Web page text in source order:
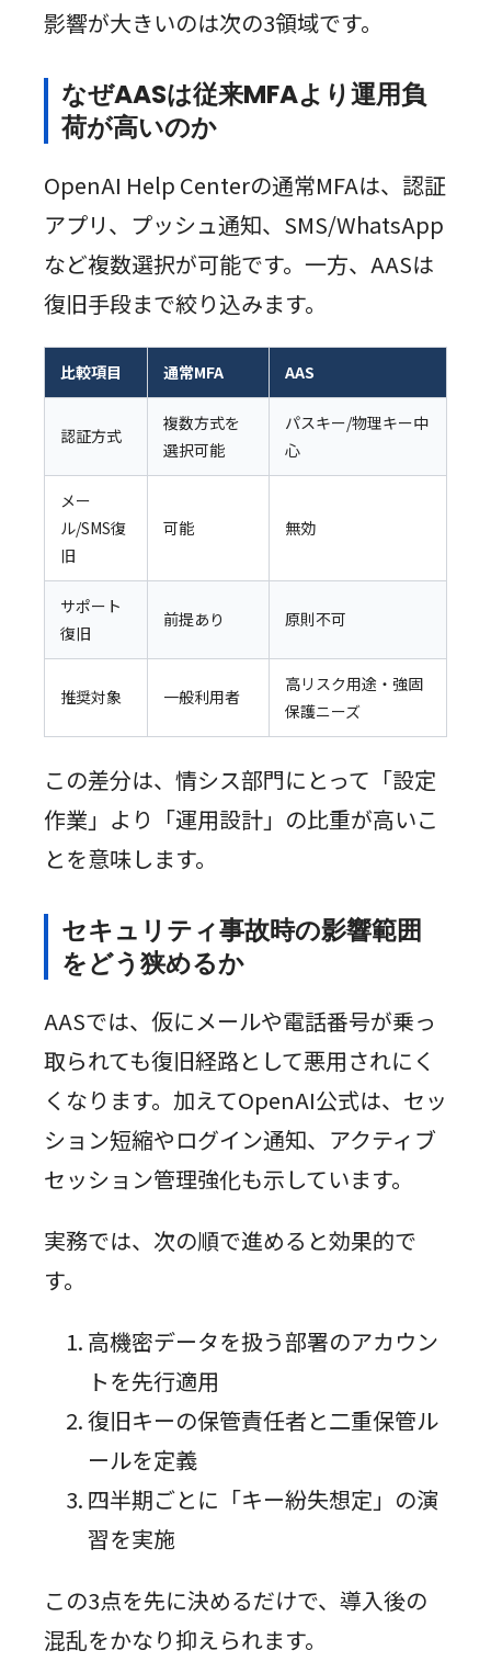
影響が大きいのは次の3領域です。
なぜAASは従来MFAより運用負
荷が高いのか
OpenAI Help Centerの通常MFAは、認証
アプリ、プッシュ通知、SMS/WhatsApp
など複数選択が可能です。一方、AASは
復旧手段まで絞り込みます。
比較項目 通常MFA AAS
認証方式
複数方式を
選択可能
パスキー/物理キー中
心
メー
ル/SMS復
旧
可能 無効
サポート
復旧
前提あり 原則不可
推奨対象 一般利用者
高リスク用途・強固
保護ニーズ
この差分は、情シス部門にとって「設定
作業」より「運用設計」の比重が高いこ
とを意味します。
セキュリティ事故時の影響範囲
をどう狭めるか
AASでは、仮にメールや電話番号が乗っ
取られても復旧経路として悪用されにく
くなります。加えてOpenAI公式は、セッ
ション短縮やログイン通知、アクティブ
セッション管理強化も示しています。
実務では、次の順で進めると効果的で
す。
高機密データを扱う部署のアカウン
トを先行適用
復旧キーの保管責任者と二重保管ル
ールを定義
四半期ごとに「キー紛失想定」の演
習を実施
この3点を先に決めるだけで、導入後の
混乱をかなり抑えられます。